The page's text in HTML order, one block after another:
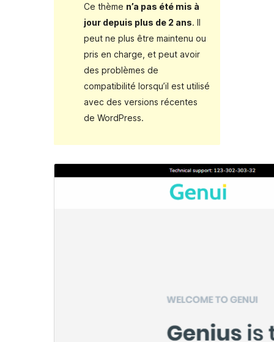
Ce thème n’a pas été mis à
jour depuis plus de 2 ans. Il
peut ne plus être maintenu ou
pris en charge, et peut avoir
des problèmes de
compatibilité lorsqu’il est utilisé
avec des versions récentes
de WordPress.